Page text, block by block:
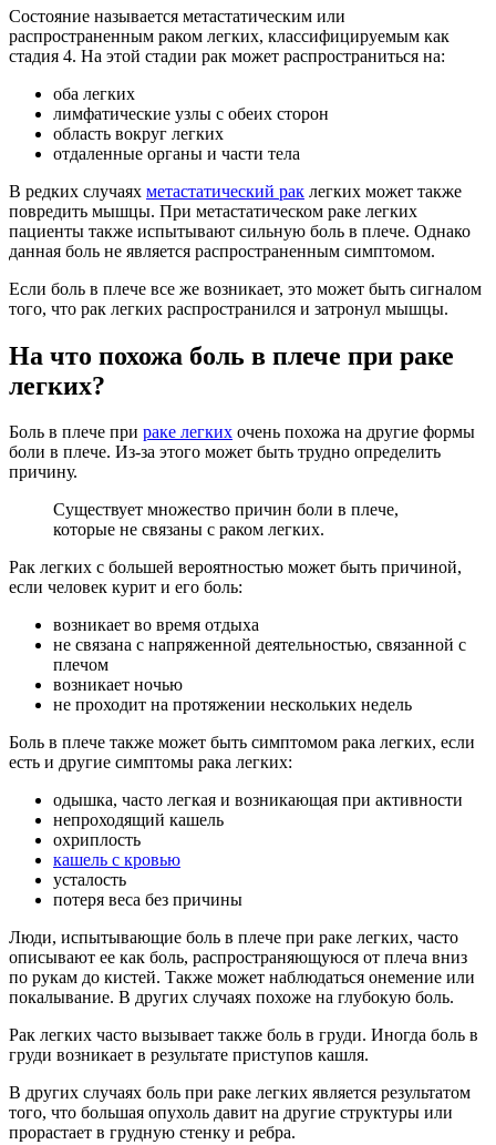
Состояние называется метастатическим или
распространенным раком легких, классифицируемым как
стадия 4. На этой стадии рак может распространиться на:
оба легких
лимфатические узлы с обеих сторон
область вокруг легких
отдаленные органы и части тела
В редких случаях метастатический рак легких может также
повредить мышцы. При метастатическом раке легких
пациенты также испытывают сильную боль в плече. Однако
данная боль не является распространенным симптомом.
Если боль в плече все же возникает, это может быть сигналом
того, что рак легких распространился и затронул мышцы.
На что похожа боль в плече при раке
легких?
Боль в плече при раке легких очень похожа на другие формы
боли в плече. Из-за этого может быть трудно определить
причину.
Существует множество причин боли в плече,
которые не связаны с раком легких.
Рак легких с большей вероятностью может быть причиной,
если человек курит и его боль:
возникает во время отдыха
не связана с напряженной деятельностью, связанной с
плечом
возникает ночью
не проходит на протяжении нескольких недель
Боль в плече также может быть симптомом рака легких, если
есть и другие симптомы рака легких:
одышка, часто легкая и возникающая при активности
непроходящий кашель
охриплость
кашель с кровью
усталость
потеря веса без причины
Люди, испытывающие боль в плече при раке легких, часто
описывают ее как боль, распространяющуюся от плеча вниз
по рукам до кистей. Также может наблюдаться онемение или
покалывание. В других случаях похоже на глубокую боль.
Рак легких часто вызывает также боль в груди. Иногда боль в
груди возникает в результате приступов кашля.
В других случаях боль при раке легких является результатом
того, что большая опухоль давит на другие структуры или
прорастает в грудную стенку и ребра.